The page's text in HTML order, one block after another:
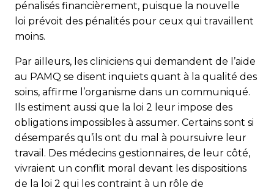
pénalisés financièrement, puisque la nouvelle
loi prévoit des pénalités pour ceux qui travaillent
moins.
Par ailleurs, les cliniciens qui demandent de l’aide
au PAMQ se disent inquiets quant à la qualité des
soins, affirme l’organisme dans un communiqué.
Ils estiment aussi que la loi 2 leur impose des
obligations impossibles à assumer. Certains sont si
désemparés qu’ils ont du mal à poursuivre leur
travail. Des médecins gestionnaires, de leur côté,
vivraient un conflit moral devant les dispositions
de la loi 2 qui les contraint à un rôle de